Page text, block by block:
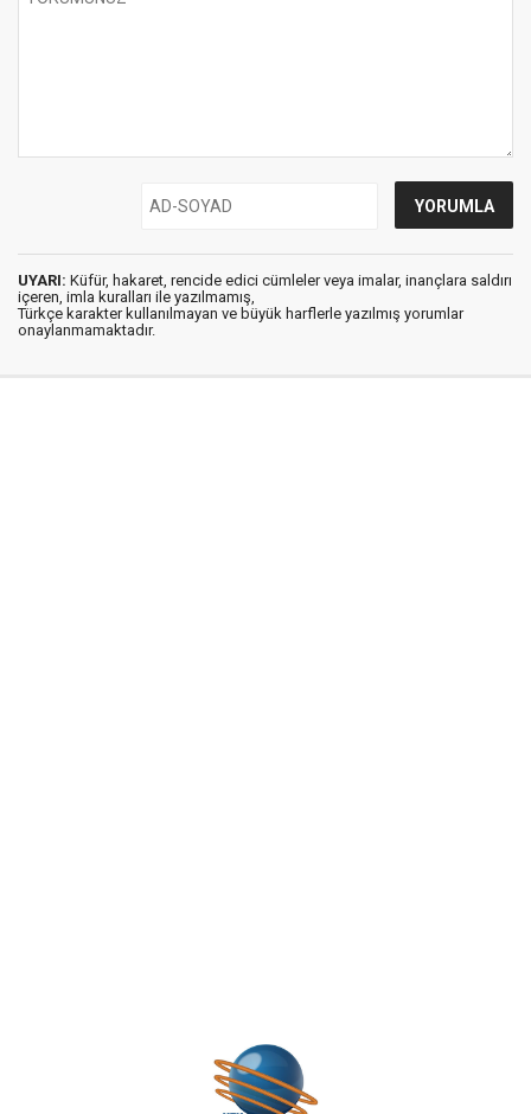
UYARI: Küfür, hakaret, rencide edici cümleler veya imalar, inançlara saldırı
içeren, imla kuralları ile yazılmamış,
Türkçe karakter kullanılmayan ve büyük harflerle yazılmış yorumlar
onaylanmamaktadır.